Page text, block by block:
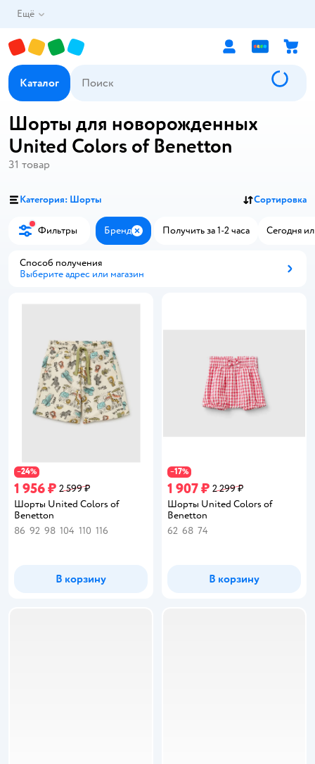
Ещё
Каталог
Шорты для новорожденных
United Colors of Benetton
31 товар
Категория: Шорты Сортировка
Фильтры Бренд ЗакрытьПолучить за 1-2 часа Сегодня
Способ получения
Выберите адрес или магазин
−24%
1 956 ₽ 2 599 ₽
Шорты United Colors of
Benetton
86 92 98 104 110 116
В корзину
−17%
1 907 ₽ 2 299 ₽
Шорты United Colors of
Benetton
62 68 74
В корзину